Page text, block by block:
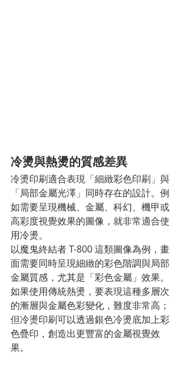
冷燙與熱燙的質感差異
冷燙印刷適合表現「細緻彩色印刷」與
「局部金屬光澤」同時存在的設計。例
如需要呈現機械、金屬、科幻、機甲或
高彩度視覺效果的圖像，就非常適合使
用冷燙。
以魔鬼終結者 T-800 這類圖像為例，畫
面需要同時呈現細緻的彩色階調與局部
金屬質感，尤其是「彩色金屬」效果。
如果使用傳統熱燙，要表現這種多層次
的漸層與金屬色彩變化，難度非常高；
但冷燙印刷可以透過銀色冷燙底加上彩
色疊印，創造出更豐富的金屬視覺效
果。